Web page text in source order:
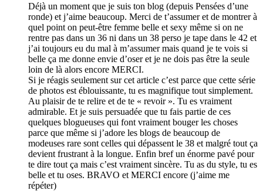
Déjà un moment que je suis ton blog (depuis Pensées d’une
ronde) et j’aime beaucoup. Merci de t’assumer et de montrer à
quel point on peut-être femme belle et sexy même si on ne
rentre pas dans un 36 ni dans un 38 perso je tape dans le 42 et
j’ai toujours eu du mal à m’assumer mais quand je te vois si
belle ça me donne envie d’oser et je ne dois pas être la seule
loin de là alors encore MERCI.
Si je réagis seulement sur cet article c’est parce que cette série
de photos est éblouissante, tu es magnifique tout simplement.
Au plaisir de te relire et de te « revoir ». Tu es vraiment
admirable. Et je suis persuadée que tu fais partie de ces
quelques blogueuses qui font vraiment bouger les choses
parce que même si j’adore les blogs de beaucoup de
modeuses rare sont celles qui dépassent le 38 et malgré tout ça
devient frustrant à la longue. Enfin bref un énorme pavé pour
te dire tout ça mais c’est vraiment sincère. Tu as du style, tu es
belle et tu oses. BRAVO et MERCI encore (j’aime me
répéter)